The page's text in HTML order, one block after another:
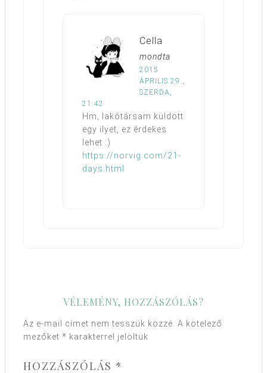
Cella
mondta
2015.
ÁPRILIS 29.,
SZERDA,
21:42
Hm, lakótársam küldött
egy ilyet, ez érdekes
lehet :)
https://norvig.com/21-
days.html
VÉLEMÉNY, HOZZÁSZÓLÁS?
Az e-mail címet nem tesszük közzé. A kötelező
mezőket * karakterrel jelöltük
HOZZÁSZÓLÁS *